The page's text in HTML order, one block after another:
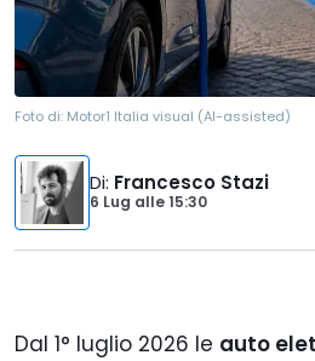
Foto di: Motor1 Italia visual (AI-assisted)
Di: Francesco Stazi
6 Lug alle15:30
Dal 1° luglio 2026 le auto